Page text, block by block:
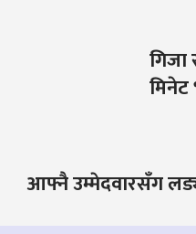
आफ्नै उम्मेदवारसँग